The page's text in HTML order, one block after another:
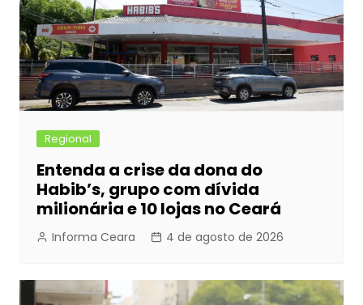
Regional
Entenda a crise da dona do
Habib’s, grupo com dívida
milionária e 10 lojas no Ceará
Informa Ceara 4 de agosto de 2026